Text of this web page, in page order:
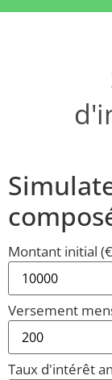
Montant initial
Versement
Taux d'intérêt